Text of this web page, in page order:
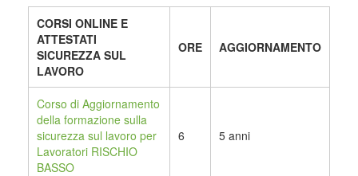
CORSI ONLINE E
ATTESTATI
SICUREZZA SUL
LAVORO
ORE AGGIORNAMENTO
Corso di Aggiornamento
della formazione sulla
sicurezza sul lavoro per
Lavoratori RISCHIO
BASSO
6 5 anni